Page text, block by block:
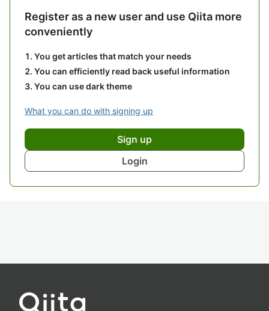
Register as a new user and use Qiita more
conveniently
You get articles that match your needs
You can efficiently read back useful information
You can use dark theme
What you can do with signing up
Sign up
Login